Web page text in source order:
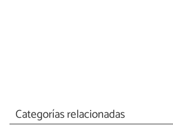
Categorías relacionadas